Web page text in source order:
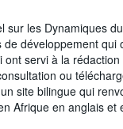
sur les Dynamiques
développement
servi à la
ou
site bilingue qui
Afrique en anglais et